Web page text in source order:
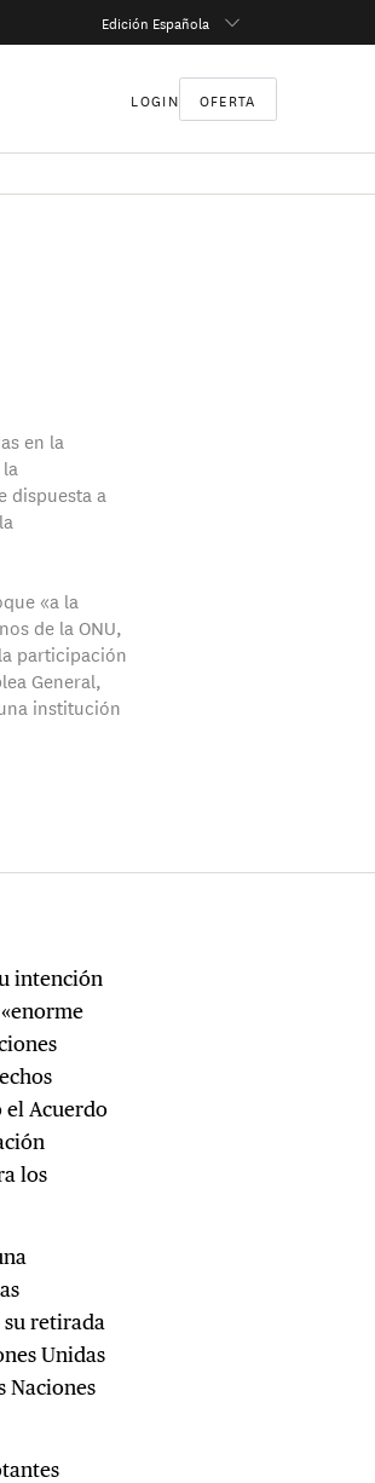
Edición Española
LOGIN OFERTA
en la
dispuesta a
«a la
de la ONU,
participación
General,
institución
intención
el Acuerdo
los
retirada
Unidas
Naciones